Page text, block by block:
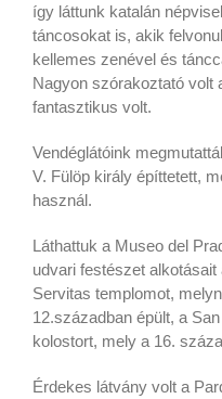
így láttunk katalán
táncosokat is, akik
kellemes zenével és
Nagyon szórakoztató volt
fantasztikus volt.
Vendéglátóink
V. Fülöp király építtetett,
használ.
Láthattuk a Museo del
udvari festészet
Servitas templomot,
12.században épült, a
kolostort, mely a 16.
Érdekes látvány volt a